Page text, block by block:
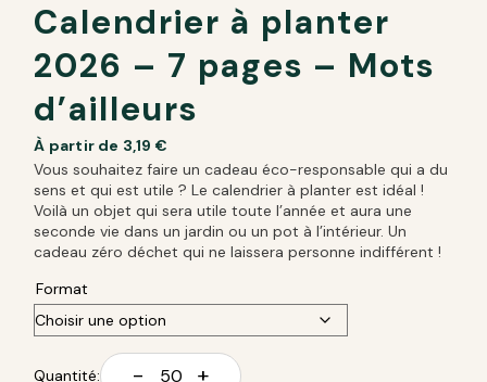
Calendrier à planter
2026 – 7 pages – Mots
d’ailleurs
À partir de 3,19 €
Vous souhaitez faire un cadeau éco-responsable qui a du
sens et qui est utile ? Le calendrier à planter est idéal !
Voilà un objet qui sera utile toute l’année et aura une
seconde vie dans un jardin ou un pot à l’intérieur. Un
cadeau zéro déchet qui ne laissera personne indifférent !
Format
Quantité: - +